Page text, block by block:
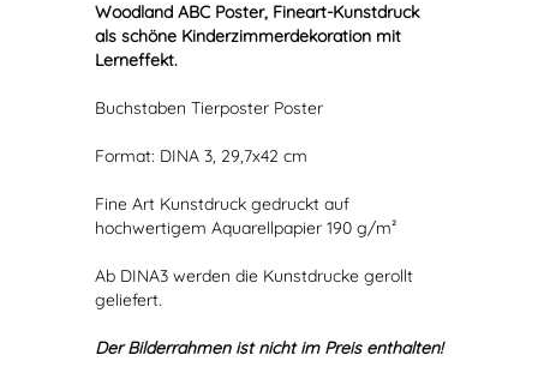
Woodland ABC Poster, Fineart-Kunstdruck
als schöne Kinderzimmerdekoration mit
Lerneffekt.
Buchstaben Tierposter Poster
Format: DINA 3, 29,7x42 cm
Fine Art Kunstdruck gedruckt auf
hochwertigem Aquarellpapier 190 g/m²
Ab DINA3 werden die Kunstdrucke gerollt
geliefert.
Der Bilderrahmen ist nicht im Preis enthalten!